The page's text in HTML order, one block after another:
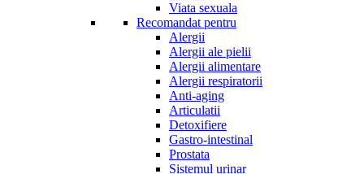
Viata sexuala
Recomandat pentru
Alergii
Alergii ale pielii
Alergii alimentare
Alergii respiratorii
Anti-aging
Articulatii
Detoxifiere
Gastro-intestinal
Prostata
Sistemul urinar